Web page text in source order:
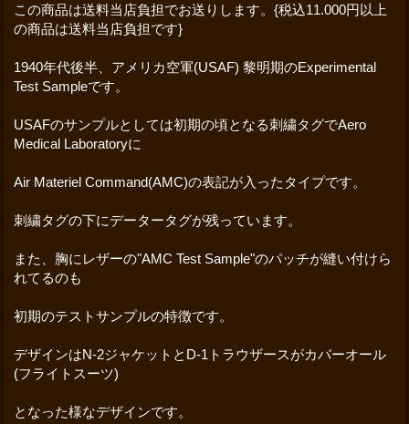
この商品は送料当店負担でお送りします。{税込11.000円以上
の商品は送料当店負担です}
1940年代後半、アメリカ空軍(USAF) 黎明期のExperimental
Test Sampleです。
USAFのサンプルとしては初期の頃となる刺繍タグでAero
Medical Laboratoryに
Air Materiel Command(AMC)の表記が入ったタイプです。
刺繍タグの下にデータータグが残っています。
また、胸にレザーの"AMC Test Sample"のパッチが縫い付けら
れてるのも
初期のテストサンプルの特徴です。
デザインはN-2ジャケットとD-1トラウザースがカバーオール
(フライトスーツ)
となった様なデザインです。